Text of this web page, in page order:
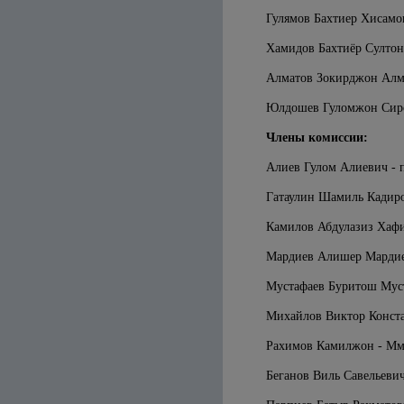
Гулямов Бахтиер
Хамидов Бахтиёр
Алматов Зокирджон
Юлдошев Гуломжон
Члены комиссии:
Алиев Гулом Алиевич -
Гатаулин Шамиль
Камилов Абдулазиз
Мардиев Алишер
Мустафаев Буритош
Михайлов Виктор
Рахимов Камилжон -
Беганов Виль